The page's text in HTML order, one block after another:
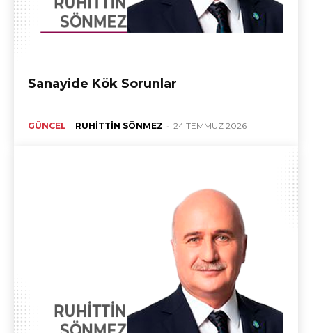
Sanayide Kök Sorunlar
GÜNCEL RUHITTIN SÖNMEZ - 24 TEMMUZ 2026